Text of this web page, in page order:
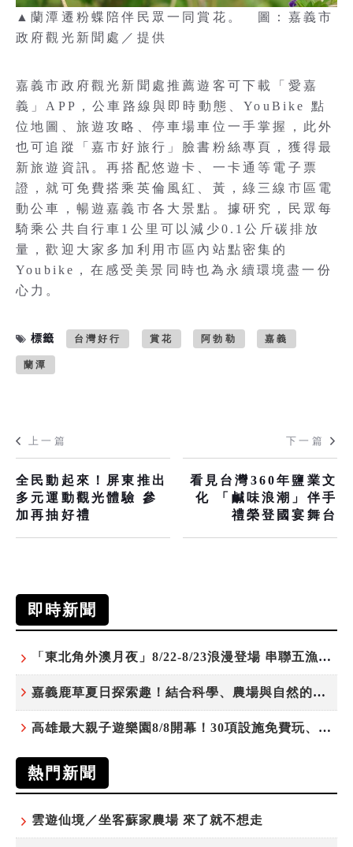
▲蘭潭遷粉蝶陪伴民眾一同賞花。 圖：嘉義市
政府觀光新聞處／提供
嘉義市政府觀光新聞處推薦遊客可下載「愛嘉
義」APP，公車路線與即時動態、YouBike 點
位地圖、旅遊攻略、停車場車位一手掌握，此外
也可追蹤「嘉市好旅行」臉書粉絲專頁，獲得最
新旅遊資訊。再搭配悠遊卡、一卡通等電子票
證，就可免費搭乘英倫風紅、黃，綠三線市區電
動公車，暢遊嘉義市各大景點。據研究，民眾每
騎乘公共自行車1公里可以減少0.1公斤碳排放
量，歡迎大家多加利用市區內站點密集的
Youbike，在感受美景同時也為永續環境盡一份
心力。
標籤 台灣好行 賞花 阿勃勒 嘉義
蘭潭
上一篇
全民動起來！屏東推出
多元運動觀光體驗 參
加再抽好禮
下一篇
看見台灣360年鹽業文
化 「鹹味浪潮」伴手
禮榮登國宴舞台
即時新聞
「東北角外澳月夜」8/22-8/23浪漫登場 串聯五漁村、音樂、市集、火舞與慢旅共度夏夜
嘉義鹿草夏日探索趣！結合科學、農場與自然的親子小旅行
高雄最大親子遊樂園8/8開幕！30項設施免費玩、YOYO家族嗨翻暑假
熱門新聞
雲遊仙境／坐客蘇家農場 來了就不想走